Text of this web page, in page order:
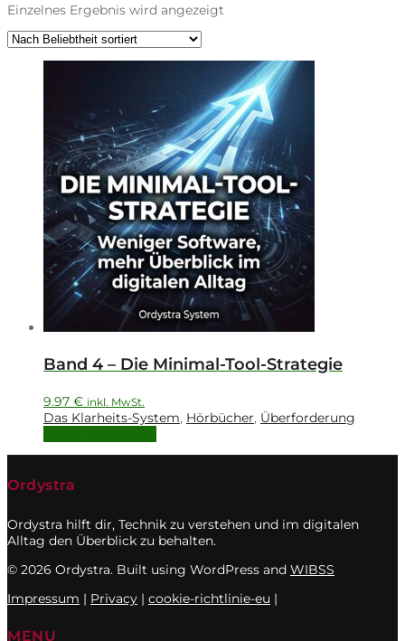
Einzelnes Ergebnis wird angezeigt
Band 4 – Die Minimal-Tool-Strategie
9.97 € inkl. MwSt.
Das Klarheits-System, Hörbücher, Überforderung
Ordystra
Ordystra hilft dir, Technik zu verstehen und im digitalen
Alltag den Überblick zu behalten.
© 2026 Ordystra. Built using WordPress and WIBSS
Impressum | Privacy | cookie-richtlinie-eu |
MENU